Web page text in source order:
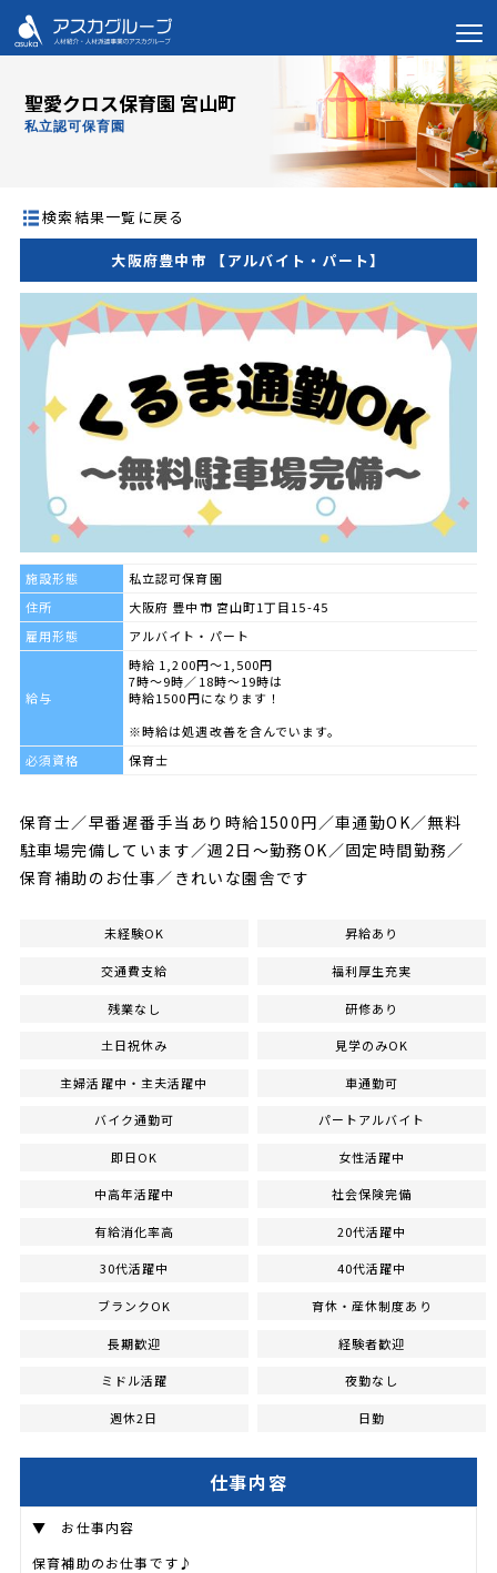
聖愛クロス保育園 宮山町
私立認可保育園
検索結果一覧に戻る
大阪府豊中市 【アルバイト・パート】
施設形態
私立認可保育園
住所
大阪府 豊中市 宮山町1丁目15-45
雇用形態
アルバイト・パート
給与
時給 1,200円～1,500円
7時～9時／18時～19時は
時給1500円になります！
※時給は処遇改善を含んでいます。
必須資格
保育士
保育士／早番遅番手当あり時給1500円／車通勤OK／無料
駐車場完備しています／週2日～勤務OK／固定時間勤務／
保育補助のお仕事／きれいな園舎です
未経験OK 昇給あり
交通費支給 福利厚生充実
残業なし 研修あり
土日祝休み 見学のみOK
主婦活躍中・主夫活躍中 車通勤可
バイク通勤可 パートアルバイト
即日OK 女性活躍中
中高年活躍中 社会保険完備
有給消化率高 20代活躍中
30代活躍中 40代活躍中
ブランクOK 育休・産休制度あり
長期歓迎 経験者歓迎
ミドル活躍 夜勤なし
週休2日 日勤
仕事内容
▼ お仕事内容
保育補助のお仕事です♪